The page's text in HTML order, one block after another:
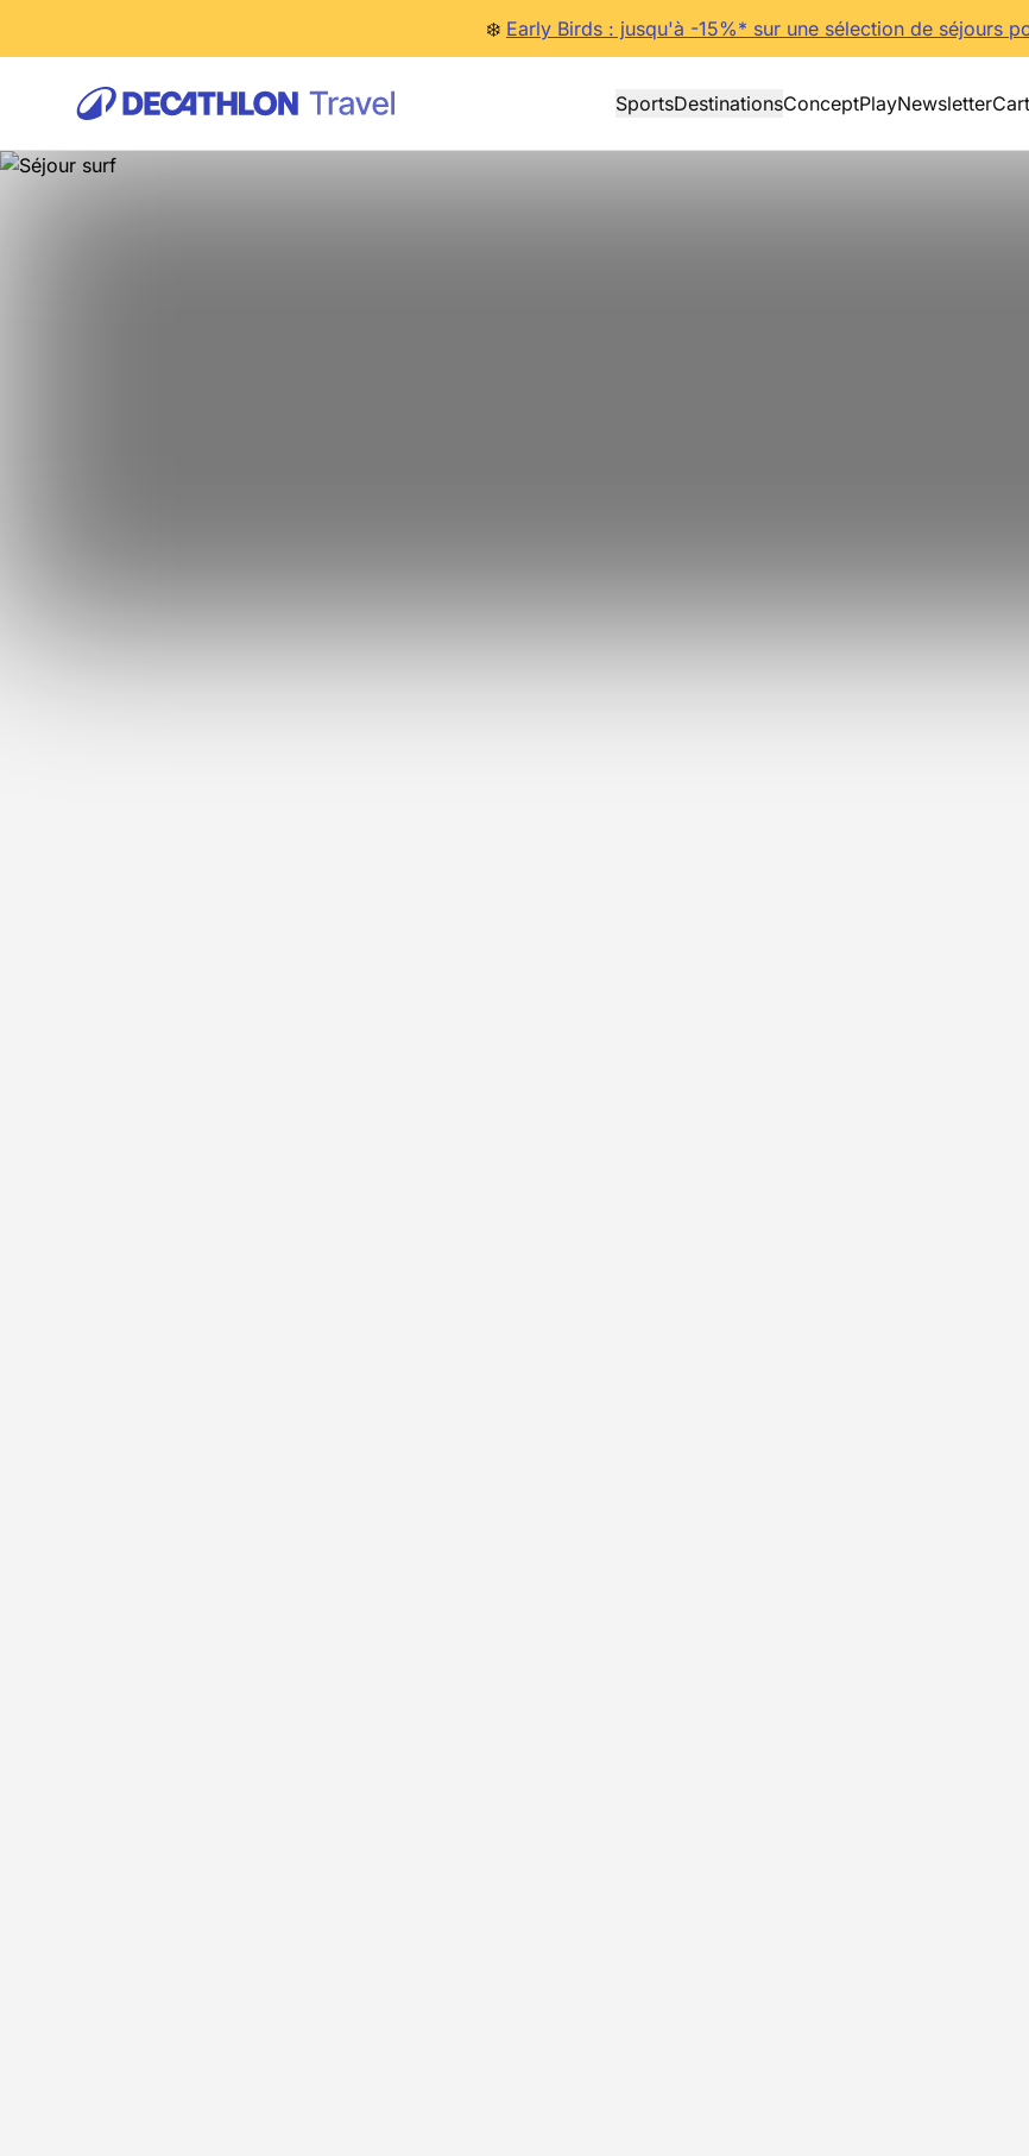
❄️ Early Birds : jusqu'à -15%* sur une sélection de séjours
SportsDestinationsConceptPlayNewsletter